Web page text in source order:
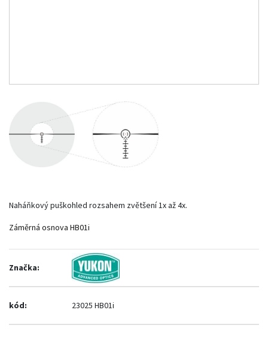
Naháňkový puškohled rozsahem zvětšení 1x až 4x.
Záměrná osnova HB01i
Značka:
kód: 23025 HB01i